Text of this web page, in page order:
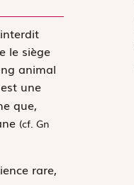
le siège
animal
une
que,
(cf. Gn
rare,